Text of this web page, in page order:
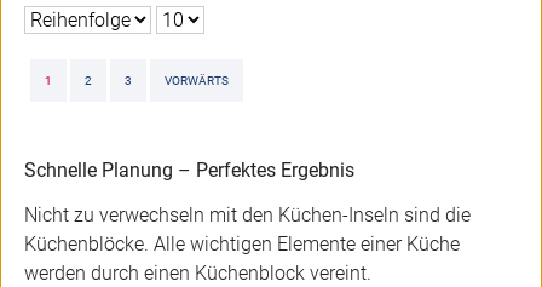
1 2 3 VORWÄRTS
Schnelle Planung – Perfektes Ergebnis
Nicht zu verwechseln mit den Küchen-Inseln sind die
Küchenblöcke. Alle wichtigen Elemente einer Küche
werden durch einen Küchenblock vereint.